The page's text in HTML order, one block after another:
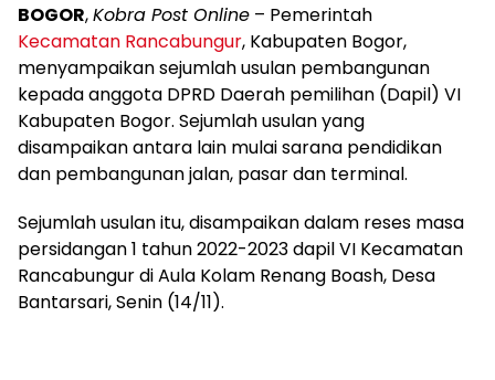
BOGOR,Kobra Post Online – Pemerintah
Kecamatan Rancabungur, Kabupaten Bogor,
menyampaikan sejumlah usulan pembangunan
kepada anggota DPRD Daerah pemilihan (Dapil) VI
Kabupaten Bogor. Sejumlah usulan yang
disampaikan antara lain mulai sarana pendidikan
dan pembangunan jalan, pasar dan terminal.
Sejumlah usulan itu, disampaikan dalam reses masa
persidangan 1 tahun 2022-2023 dapil VI Kecamatan
Rancabungur di Aula Kolam Renang Boash, Desa
Bantarsari, Senin (14/11).